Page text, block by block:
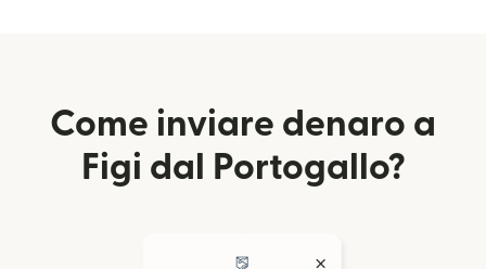
Come inviare denaro a
Figi dal Portogallo?